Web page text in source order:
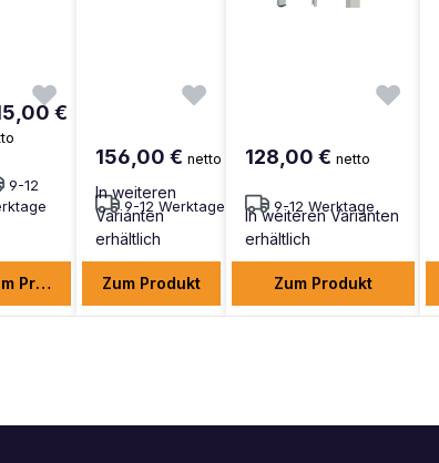
€
9-12
Zum Produkt
156,00 €netto
9-12 Werktage
In weiteren
Varianten
erhältlich
Zum Produkt
128,00 € netto
9-12 Werktage
In weiteren Varianten
erhältlich
Zum Produkt